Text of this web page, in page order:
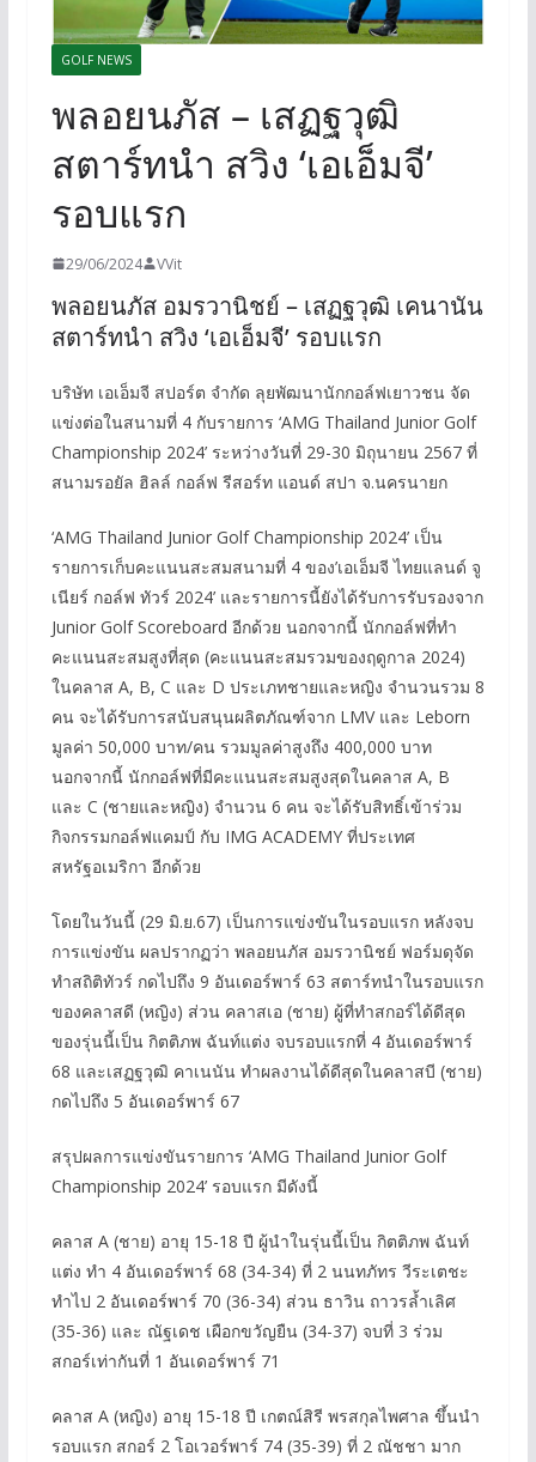
GOLF NEWS
พลอยนภัส – เสฏฐวุฒิ
สตาร์ทนำ สวิง ‘เอเอ็มจี’
รอบแรก
29/06/2024 VVit
พลอยนภัส อมรวานิชย์ – เสฏฐวุฒิ เคนานัน
สตาร์ทนำ สวิง ‘เอเอ็มจี’ รอบแรก
บริษัท เอเอ็มจี สปอร์ต จำกัด ลุยพัฒนานักกอล์ฟเยาวชน จัด
แข่งต่อในสนามที่ 4 กับรายการ ‘AMG Thailand Junior Golf
Championship 2024’ ระหว่างวันที่ 29-30 มิถุนายน 2567 ที่
สนามรอยัล ฮิลล์ กอล์ฟ รีสอร์ท แอนด์ สปา จ.นครนายก
‘AMG Thailand Junior Golf Championship 2024’ เป็น
รายการเก็บคะแนนสะสมสนามที่ 4 ของ’เอเอ็มจี ไทยแลนด์ จู
เนียร์ กอล์ฟ ทัวร์ 2024’ และรายการนี้ยังได้รับการรับรองจาก
Junior Golf Scoreboard อีกด้วย นอกจากนี้ นักกอล์ฟที่ทำ
คะแนนสะสมสูงที่สุด (คะแนนสะสมรวมของฤดูกาล 2024)
ในคลาส A, B, C และ D ประเภทชายและหญิง จำนวนรวม 8
คน จะได้รับการสนับสนุนผลิตภัณฑ์จาก LMV และ Leborn
มูลค่า 50,000 บาท/คน รวมมูลค่าสูงถึง 400,000 บาท
นอกจากนี้ นักกอล์ฟที่มีคะแนนสะสมสูงสุดในคลาส A, B
และ C (ชายและหญิง) จำนวน 6 คน จะได้รับสิทธิ์เข้าร่วม
กิจกรรมกอล์ฟแคมป์ กับ IMG ACADEMY ที่ประเทศ
สหรัฐอเมริกา อีกด้วย
โดยในวันนี้ (29 มิ.ย.67) เป็นการแข่งขันในรอบแรก หลังจบ
การแข่งขัน ผลปรากฏว่า พลอยนภัส อมรวานิชย์ ฟอร์มดุจัด
ทำสถิติทัวร์ กดไปถึง 9 อันเดอร์พาร์ 63 สตาร์ทนำในรอบแรก
ของคลาสดี (หญิง) ส่วน คลาสเอ (ชาย) ผู้ที่ทำสกอร์ได้ดีสุด
ของรุ่นนี้เป็น กิตติภพ ฉันท์แต่ง จบรอบแรกที่ 4 อันเดอร์พาร์
68 และเสฏฐวุฒิ คาเนนัน ทำผลงานได้ดีสุดในคลาสบี (ชาย)
กดไปถึง 5 อันเดอร์พาร์ 67
สรุปผลการแข่งขันรายการ ‘AMG Thailand Junior Golf
Championship 2024’ รอบแรก มีดังนี้
คลาส A (ชาย) อายุ 15-18 ปี ผู้นำในรุ่นนี้เป็น กิตติภพ ฉันท์
แต่ง ทำ 4 อันเดอร์พาร์ 68 (34-34) ที่ 2 นนทภัทร วีระเตชะ
ทำไป 2 อันเดอร์พาร์ 70 (36-34) ส่วน ธาวิน ถาวรล้ำเลิศ
(35-36) และ ณัฐเดช เผือกขวัญยืน (34-37) จบที่ 3 ร่วม
สกอร์เท่ากันที่ 1 อันเดอร์พาร์ 71
คลาส A (หญิง) อายุ 15-18 ปี เกตณ์สิรี พรสกุลไพศาล ขึ้นนำ
รอบแรก สกอร์ 2 โอเวอร์พาร์ 74 (35-39) ที่ 2 ณัชชา มาก